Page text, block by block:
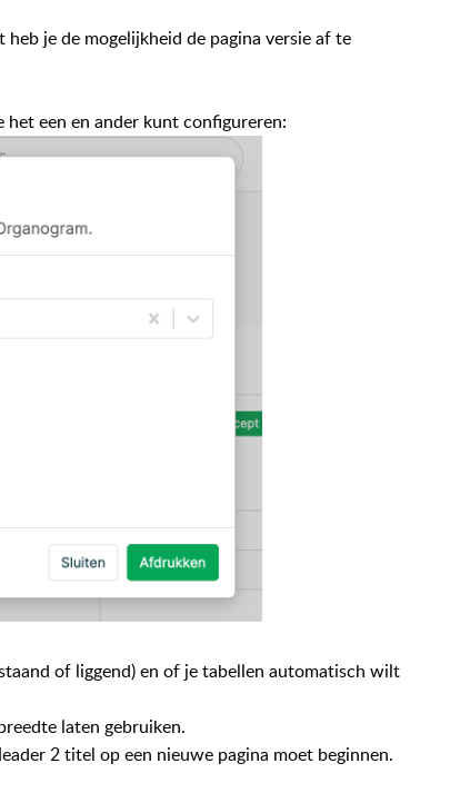
je de mogelijkheid de pagina versie af te
een en ander kunt configureren:
of liggend) en of je tabellen automatisch wilt
laten gebruiken.
2 titel op een nieuwe pagina moet beginnen.